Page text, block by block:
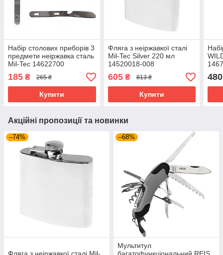
Набір столових приборів 3
предмети неіржавка сталь
Mil-Tec 14622700
185 ₴ 265 ₴
Купити
Фляга з неіржавкої сталі
Mil-Tec Silver 220 мл
14520018-008
605₴ 813 ₴
Купити
480
Акційні пропозиції та новинки
–74% –68%
Мультитул